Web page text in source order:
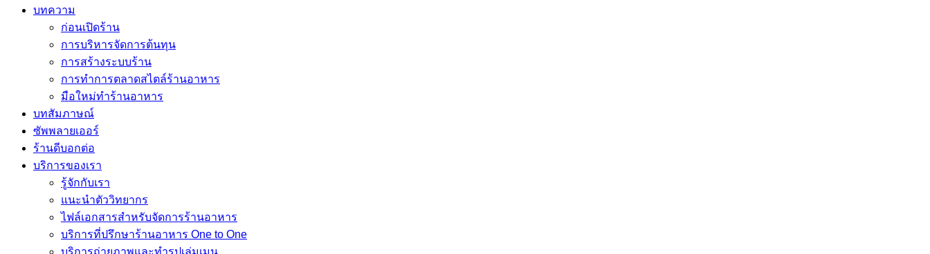
บทความ
ก่อนเปิดร้าน
การบริหารจัดการต้นทุน
การสร้างระบบร้าน
การทำการตลาดสไตล์ร้านอาหาร
มือใหม่ทำร้านอาหาร
บทสัมภาษณ์
ซัพพลายเออร์
ร้านดีบอกต่อ
บริการของเรา
รู้จักกับเรา
แนะนำตัววิทยากร
ไฟล์เอกสารสำหรับจัดการร้านอาหาร
บริการที่ปรึกษาร้านอาหาร One to One
บริการถ่ายภาพและทำรูปเล่มเมนู